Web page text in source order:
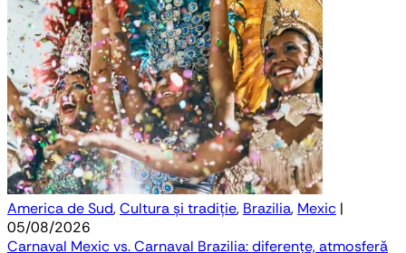
America de Sud,Cultura și tradiție, Brazilia, Mexic |
05/08/2026
Carnaval Mexic vs. Carnaval Brazilia: diferențe, atmosferă